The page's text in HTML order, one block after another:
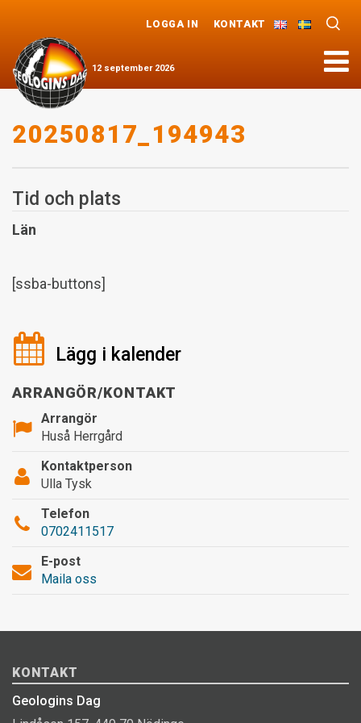
Meny
12 september 2026
LOGGA IN KONTAKT
20250817_194943
Tid och plats
Län
[ssba-buttons]
Lägg i kalender
ARRANGÖR/KONTAKT
Arrangör
Huså Herrgård
Kontaktperson
Ulla Tysk
Telefon
0702411517
E-post
Maila oss
KONTAKT
Geologins Dag